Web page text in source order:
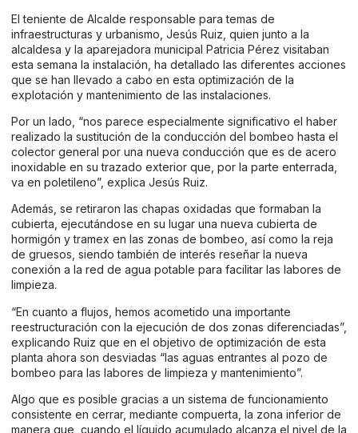
El teniente de Alcalde responsable para temas de
infraestructuras y urbanismo, Jesús Ruiz, quien junto a la
alcaldesa y la aparejadora municipal Patricia Pérez visitaban
esta semana la instalación, ha detallado las diferentes acciones
que se han llevado a cabo en esta optimización de la
explotación y mantenimiento de las instalaciones.
Por un lado, “nos parece especialmente significativo el haber
realizado la sustitución de la conducción del bombeo hasta el
colector general por una nueva conducción que es de acero
inoxidable en su trazado exterior que, por la parte enterrada,
va en poletileno”, explica Jesús Ruiz.
Además, se retiraron las chapas oxidadas que formaban la
cubierta, ejecutándose en su lugar una nueva cubierta de
hormigón y tramex en las zonas de bombeo, así como la reja
de gruesos, siendo también de interés reseñar la nueva
conexión a la red de agua potable para facilitar las labores de
limpieza.
“En cuanto a flujos, hemos acometido una importante
reestructuración con la ejecución de dos zonas diferenciadas”,
explicando Ruiz que en el objetivo de optimización de esta
planta ahora son desviadas “las aguas entrantes al pozo de
bombeo para las labores de limpieza y mantenimiento”.
Algo que es posible gracias a un sistema de funcionamiento
consistente en cerrar, mediante compuerta, la zona inferior de
manera que, cuando el líquido acumulado alcanza el nivel de la